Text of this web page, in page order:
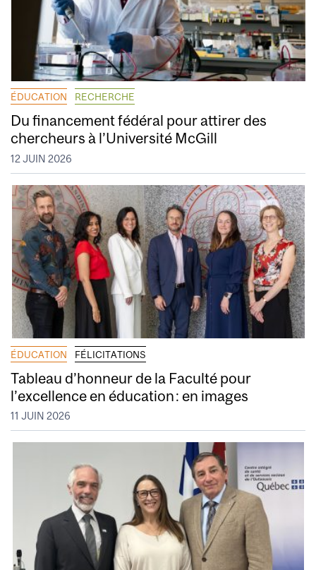
ÉDUCATION RECHERCHE
Du financement fédéral pour attirer des
chercheurs à l’Université McGill
12 JUIN 2026
ÉDUCATION FÉLICITATIONS
Tableau d’honneur de la Faculté pour
l’excellence en éducation : en images
11 JUIN 2026